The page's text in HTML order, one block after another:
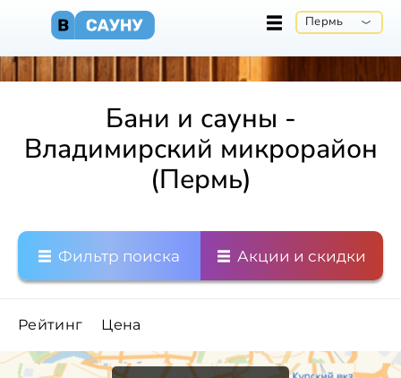
Пермь
Бани и сауны -
Владимирский микрорайон
(Пермь)
Фильтр поиска Акции и скидки
Рейтинг Цена